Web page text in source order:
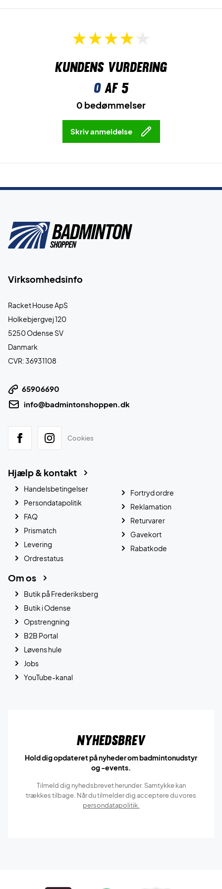
Shorts Fresh Lime i dag!
Materiale: Hovedmateriale: 87% polyester / 13%
polystyren – Sektioner: 83% polyester / 17% polystyren –
Kundens vurdering
0af 5
0 bedømmelser
Skriv anmeldelse
Virksomhedsinfo
Racket House ApS
Holkebjergvej 120
5250 Odense SV
Danmark
CVR: 36931108
65906690
info@badmintonshoppen.dk
Cookies
Hjælp & kontakt
Handelsbetingelser
Persondatapolitik
FAQ
Prismatch
Levering
Ordrestatus
Fortryd ordre
Reklamation
Returvarer
Gavekort
Rabatkode
Om os
Butik på Frederiksberg
Butik i Odense
Opstrengning
B2B Portal
Løvens hule
Jobs
YouTube-kanal
Nyhedsbrev
Hold dig opdateret på nyheder om badmintonudstyr
og -events.
Tilmeld dig nyhedsbrevet herunder. Samtykke kan
trækkes tilbage. Når du tilmelder dig acceptere du vores
persondatapolitik.